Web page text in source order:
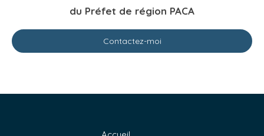
du Préfet de région PACA
Contactez-moi